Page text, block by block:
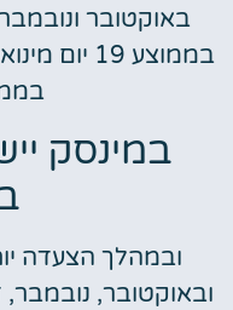
באוקטובר
בממוצע 19
ובאוקטובר,